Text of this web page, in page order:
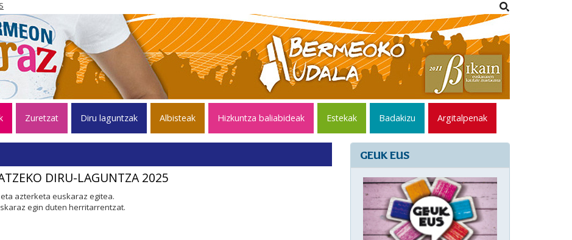
Zuretzat Diru laguntzak Albisteak Hizkuntza baliabideak Estekak Badakizu Argitalpenak
DIRU-LAGUNTZA 2025
azterketa euskaraz egitea.
egin duten herritarrentzat.
GEUK EUS